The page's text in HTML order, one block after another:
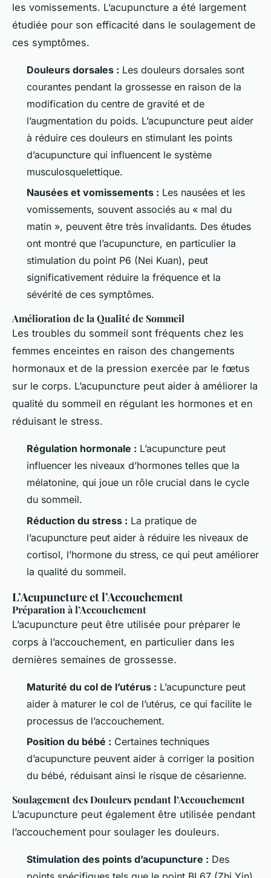
les vomissements. L’acupuncture a été largement
étudiée pour son efficacité dans le soulagement de
ces symptômes.
Douleurs dorsales : Les douleurs dorsales sont
courantes pendant la grossesse en raison de la
modification du centre de gravité et de
l’augmentation du poids. L’acupuncture peut aider
à réduire ces douleurs en stimulant les points
d’acupuncture qui influencent le système
musculosquelettique.
Nausées et vomissements : Les nausées et les
vomissements, souvent associés au « mal du
matin », peuvent être très invalidants. Des études
ont montré que l’acupuncture, en particulier la
stimulation du point P6 (Nei Kuan), peut
significativement réduire la fréquence et la
sévérité de ces symptômes.
Amélioration de la Qualité de Sommeil
Les troubles du sommeil sont fréquents chez les
femmes enceintes en raison des changements
hormonaux et de la pression exercée par le fœtus
sur le corps. L’acupuncture peut aider à améliorer la
qualité du sommeil en régulant les hormones et en
réduisant le stress.
Régulation hormonale : L’acupuncture peut
influencer les niveaux d’hormones telles que la
mélatonine, qui joue un rôle crucial dans le cycle
du sommeil.
Réduction du stress : La pratique de
l’acupuncture peut aider à réduire les niveaux de
cortisol, l’hormone du stress, ce qui peut améliorer
la qualité du sommeil.
L’Acupuncture et l’Accouchement
Préparation à l’Accouchement
L’acupuncture peut être utilisée pour préparer le
corps à l’accouchement, en particulier dans les
dernières semaines de grossesse.
Maturité du col de l’utérus : L’acupuncture peut
aider à maturer le col de l’utérus, ce qui facilite le
processus de l’accouchement.
Position du bébé : Certaines techniques
d’acupuncture peuvent aider à corriger la position
du bébé, réduisant ainsi le risque de césarienne.
Soulagement des Douleurs pendant l’Accouchement
L’acupuncture peut également être utilisée pendant
l’accouchement pour soulager les douleurs.
Stimulation des points d’acupuncture : Des